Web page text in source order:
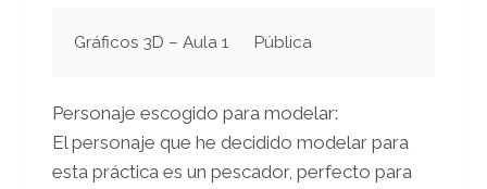
Gráficos 3D – Aula 1 Pública
Personaje escogido para modelar:
El personaje que he decidido modelar para
esta práctica es un pescador, perfecto para